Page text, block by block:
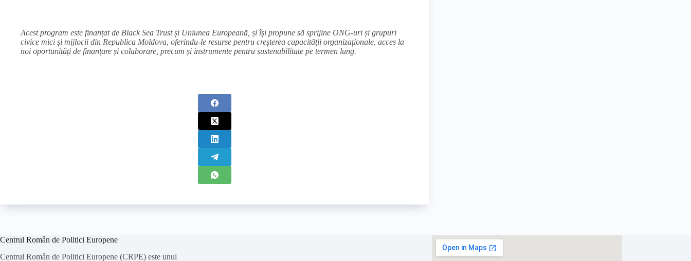
Acest program este finanțat de Black Sea Trust și Uniunea Europeană, și își propune să sprijine ONG-uri și grupuri
civice mici și mijlocii din Republica Moldova, oferindu-le resurse pentru creșterea capacității organizaționale, acces la
noi oportunități de finanțare și colaborare, precum și instrumente pentru sustenabilitate pe termen lung.
Centrul Român de Politici Europene
Centrul Român de Politici Europene (CRPE) este unul